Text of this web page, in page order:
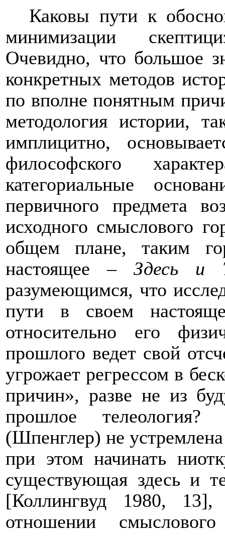
Каковы пути к
минимизации
Очевидно, что большое
конкретных методов
по вполне понятным
методология истории,
имплицитно,
философского
категориальные
первичного предмета
исходного смыслового
общем плане, таким
настоящее –Здесь и
разумеющимся, что
пути в своем
относительно его
прошлого ведет свой
угрожает регрессом в
причин», разве не из
прошлое
(Шпенглер) не
при этом начинать
существующая здесь и
[Коллингвуд 1980,
отношении